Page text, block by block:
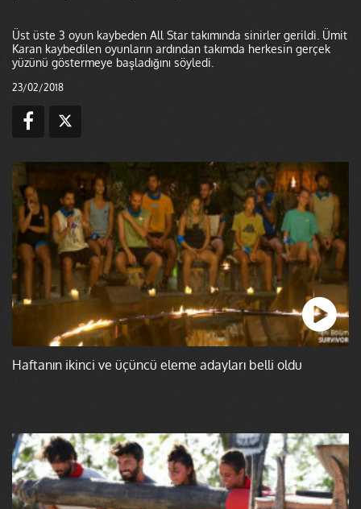
Üst üste 3 oyun kaybeden All Star takımında sinirler gerildi. Ümit
Karan kaybedilen oyunların ardından takımda herkesin gerçek
yüzünü göstermeye başladığını söyledi.
23/02/2018
Haftanın ikinci ve üçüncü eleme adayları belli oldu